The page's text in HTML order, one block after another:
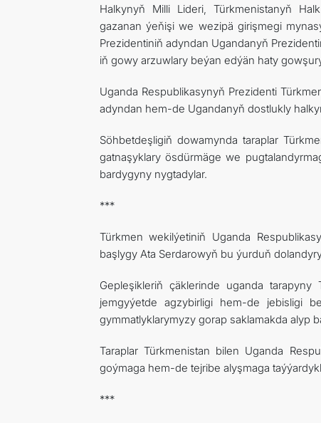
Halkynyň Milli Lideri, Türkmenistanyň
gazanan ýeňişi we wezipä girişmegi
Prezidentiniň adyndan Ugandanyň
iň gowy arzuwlary beýan edýän haty
Uganda Respublikasynyň Prezidenti
adyndan hem-de Ugandanyň dostlukly
Söhbetdeşligiň dowamynda taraplar
gatnaşyklary ösdürmäge we
bardygyny nygtadylar.
***
Türkmen wekilýetiniň Uganda
başlygy Ata Serdarowyň bu ýurduň
Gepleşikleriň çäklerinde uganda
jemgyýetde agzybirligi hem-de jebisligi
gymmatlyklarymyzy gorap saklamakda alyp
Taraplar Türkmenistan bilen Uganda
goýmaga hem-de tejribe alyşmaga
***